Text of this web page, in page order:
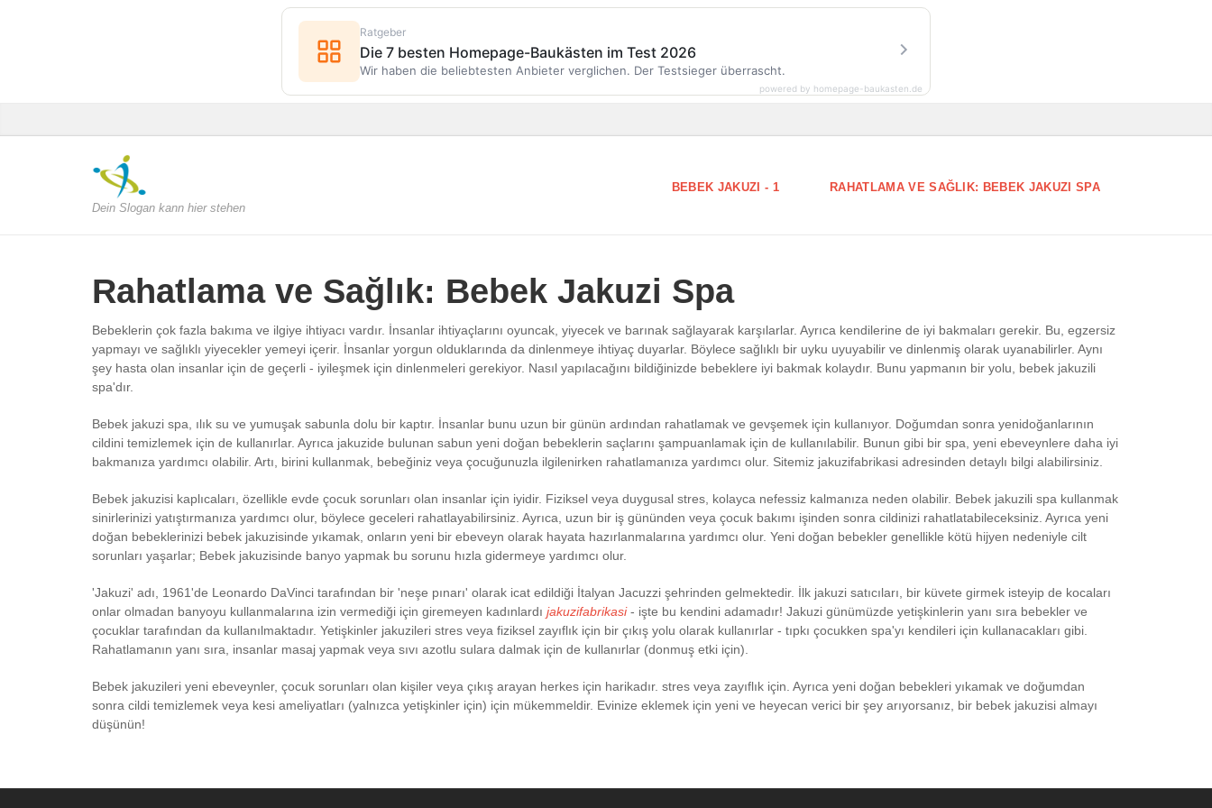
Dein Slogan kann hier stehen
BEBEK JAKUZI - 1 RAHATLAMA VE SAĞLIK: BEBEK JAKUZI SPA
Rahatlama ve Sağlık: Bebek Jakuzi Spa
Bebeklerin çok fazla bakıma ve ilgiye ihtiyacı vardır. İnsanlar ihtiyaçlarını oyuncak, yiyecek ve barınak sağlayarak karşılarlar. Ayrıca kendilerine de iyi bakmaları gerekir. Bu, egzersiz
yapmayı ve sağlıklı yiyecekler yemeyi içerir. İnsanlar yorgun olduklarında da dinlenmeye ihtiyaç duyarlar. Böylece sağlıklı bir uyku uyuyabilir ve dinlenmiş olarak uyanabilirler. Aynı
şey hasta olan insanlar için de geçerli - iyileşmek için dinlenmeleri gerekiyor. Nasıl yapılacağını bildiğinizde bebeklere iyi bakmak kolaydır. Bunu yapmanın bir yolu, bebek jakuzili
spa'dır.
Bebek jakuzi spa, ılık su ve yumuşak sabunla dolu bir kaptır. İnsanlar bunu uzun bir günün ardından rahatlamak ve gevşemek için kullanıyor. Doğumdan sonra yenidoğanlarının
cildini temizlemek için de kullanırlar. Ayrıca jakuzide bulunan sabun yeni doğan bebeklerin saçlarını şampuanlamak için de kullanılabilir. Bunun gibi bir spa, yeni ebeveynlere daha iyi
bakmanıza yardımcı olabilir. Artı, birini kullanmak, bebeğiniz veya çocuğunuzla ilgilenirken rahatlamanıza yardımcı olur. Sitemiz jakuzifabrikasi adresinden detaylı bilgi alabilirsiniz.
Bebek jakuzisi kaplıcaları, özellikle evde çocuk sorunları olan insanlar için iyidir. Fiziksel veya duygusal stres, kolayca nefessiz kalmanıza neden olabilir. Bebek jakuzili spa kullanmak
sinirlerinizi yatıştırmanıza yardımcı olur, böylece geceleri rahatlayabilirsiniz. Ayrıca, uzun bir iş gününden veya çocuk bakımı işinden sonra cildinizi rahatlatabileceksiniz. Ayrıca yeni
doğan bebeklerinizi bebek jakuzisinde yıkamak, onların yeni bir ebeveyn olarak hayata hazırlanmalarına yardımcı olur. Yeni doğan bebekler genellikle kötü hijyen nedeniyle cilt
sorunları yaşarlar; Bebek jakuzisinde banyo yapmak bu sorunu hızla gidermeye yardımcı olur.
'Jakuzi' adı, 1961'de Leonardo DaVinci tarafından bir 'neşe pınarı' olarak icat edildiği İtalyan Jacuzzi şehrinden gelmektedir. İlk jakuzi satıcıları, bir küvete girmek isteyip de kocaları
onlar olmadan banyoyu kullanmalarına izin vermediği için giremeyen kadınlardı jakuzifabrikasi- işte bu kendini adamadır! Jakuzi günümüzde yetişkinlerin yanı sıra bebekler ve
çocuklar tarafından da kullanılmaktadır. Yetişkinler jakuzileri stres veya fiziksel zayıflık için bir çıkış yolu olarak kullanırlar - tıpkı çocukken spa'yı kendileri için kullanacakları gibi.
Rahatlamanın yanı sıra, insanlar masaj yapmak veya sıvı azotlu sulara dalmak için de kullanırlar (donmuş etki için).
Bebek jakuzileri yeni ebeveynler, çocuk sorunları olan kişiler veya çıkış arayan herkes için harikadır. stres veya zayıflık için. Ayrıca yeni doğan bebekleri yıkamak ve doğumdan
sonra cildi temizlemek veya kesi ameliyatları (yalnızca yetişkinler için) için mükemmeldir. Evinize eklemek için yeni ve heyecan verici bir şey arıyorsanız, bir bebek jakuzisi almayı
düşünün!
Ratgeber
Die 7 besten Homepage-Baukästen im Test 2026
Wir haben die beliebtesten Anbieter verglichen. Der Testsieger überrascht.
powered by homepage-baukasten.de